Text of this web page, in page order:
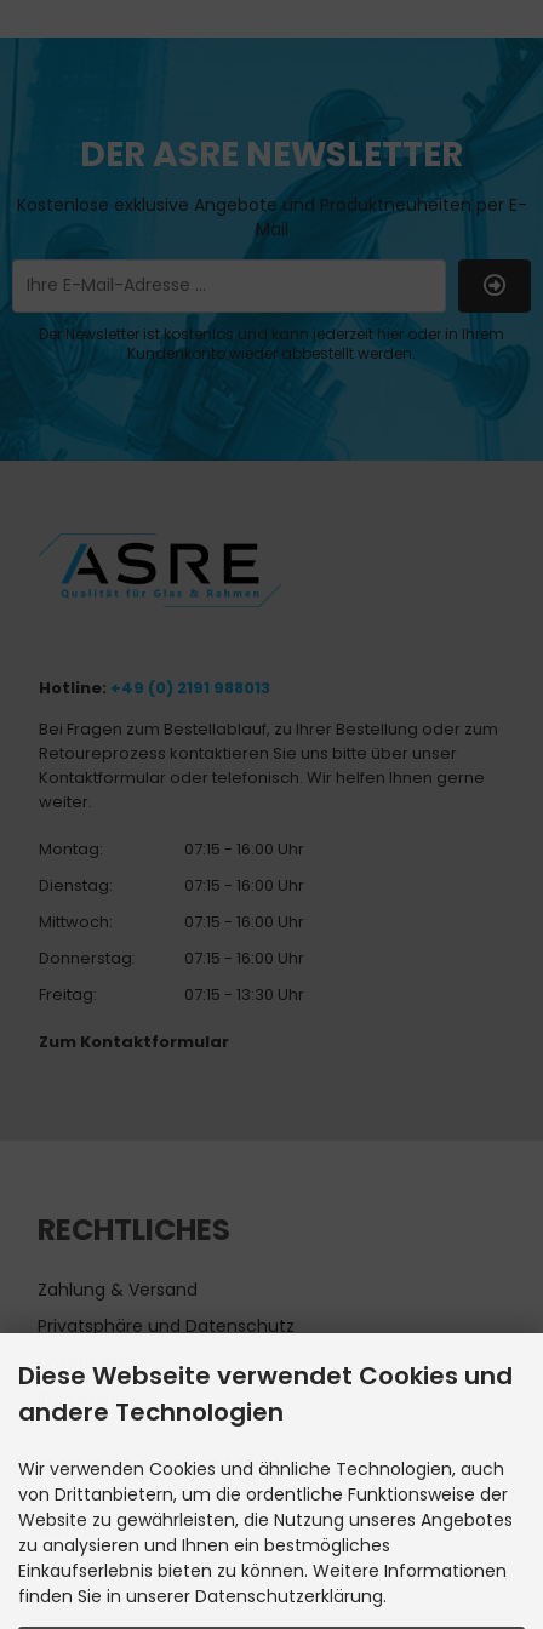
DER ASRE NEWSLETTER
Kostenlose exklusive Angebote und Produktneuheiten per E-
Mail
Der Newsletter ist kostenlos und kann jederzeit hier oder in Ihrem
Kundenkonto wieder abbestellt werden.
Hotline: +49 (0) 2191 988013
Bei Fragen zum Bestellablauf, zu Ihrer Bestellung oder zum
Retoureprozess kontaktieren Sie uns bitte über unser
Kontaktformular oder telefonisch. Wir helfen Ihnen gerne
weiter.
Montag:
07:15 - 16:00 Uhr
Dienstag:
07:15 - 16:00 Uhr
Mittwoch:
07:15 - 16:00 Uhr
Donnerstag:
07:15 - 16:00 Uhr
Freitag:
07:15 - 13:30 Uhr
Zum Kontaktformular
RECHTLICHES
Zahlung & Versand
Privatsphäre und Datenschutz
Unsere AGB
Impressum
INFORMATIONEN
Kontakt
Sitemap
Lieferzeit
Diese Webseite verwendet Cookies und
andere Technologien
Wir verwenden Cookies und ähnliche Technologien, auch
von Drittanbietern, um die ordentliche Funktionsweise der
Website zu gewährleisten, die Nutzung unseres Angebotes
zu analysieren und Ihnen ein bestmögliches
Einkaufserlebnis bieten zu können. Weitere Informationen
finden Sie in unserer Datenschutzerklärung.